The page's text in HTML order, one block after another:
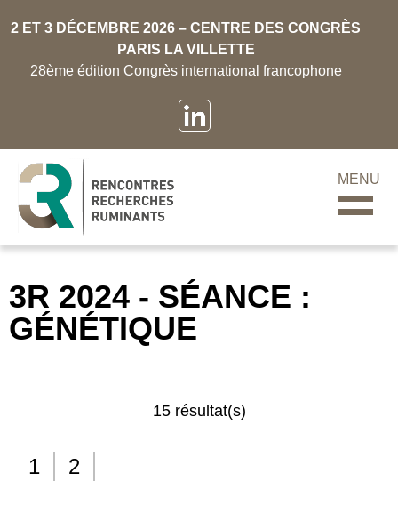
2 ET 3 DÉCEMBRE 2026 – CENTRE DES CONGRÈS
PARIS LA VILLETTE
28ème édition Congrès international francophone
MENU
3R 2024 - SÉANCE :
GÉNÉTIQUE
15 résultat(s)
1 2